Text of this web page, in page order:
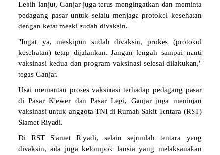
Lebih lanjut, Ganjar juga terus mengingatkan dan meminta
pedagang pasar untuk selalu menjaga protokol kesehatan
dengan ketat meski sudah divaksin.
"Ingat ya, meskipun sudah divaksin, prokes (protokol
kesehatan) tetap dijalankan. Jangan lengah sampai nanti
vaksinasi kedua dan program vaksinasi selesai dilakukan,"
tegas Ganjar.
Usai memantau proses vaksinasi terhadap pedagang pasar
di Pasar Klewer dan Pasar Legi, Ganjar juga meninjau
vaksinasi untuk anggota TNI di Rumah Sakit Tentara (RST)
Slamet Riyadi.
Di RST Slamet Riyadi, selain sejumlah tentara yang
divaksin, ada juga kelompok lansia yang melaksanakan